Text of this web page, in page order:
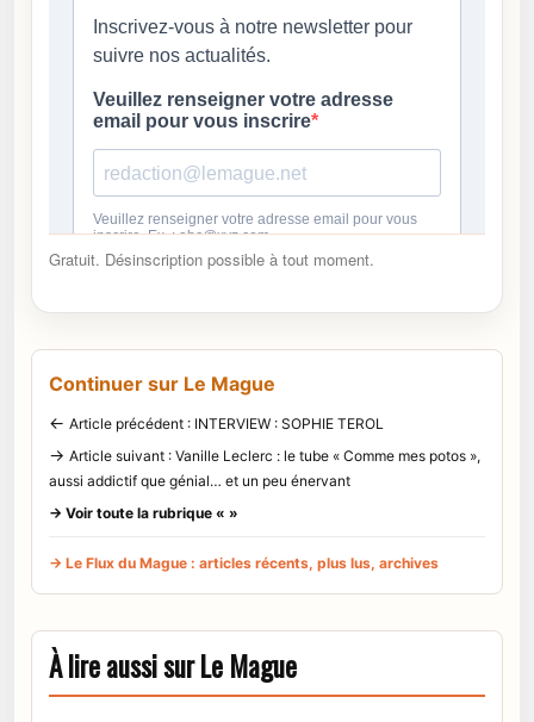
Gratuit. Désinscription possible à tout moment.
Continuer sur Le Mague
← Article précédent : INTERVIEW : SOPHIE TEROL
→ Article suivant : Vanille Leclerc : le tube « Comme mes potos »,
aussi addictif que génial… et un peu énervant
→ Voir toute la rubrique « »
→ Le Flux du Mague : articles récents, plus lus, archives
À lire aussi sur Le Mague